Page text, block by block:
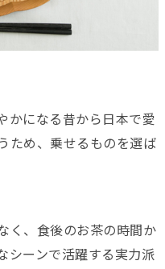
かになる昔から日本で愛
ため、乗せるものを選ば
く、食後のお茶の時間か
シーンで活躍する実力派